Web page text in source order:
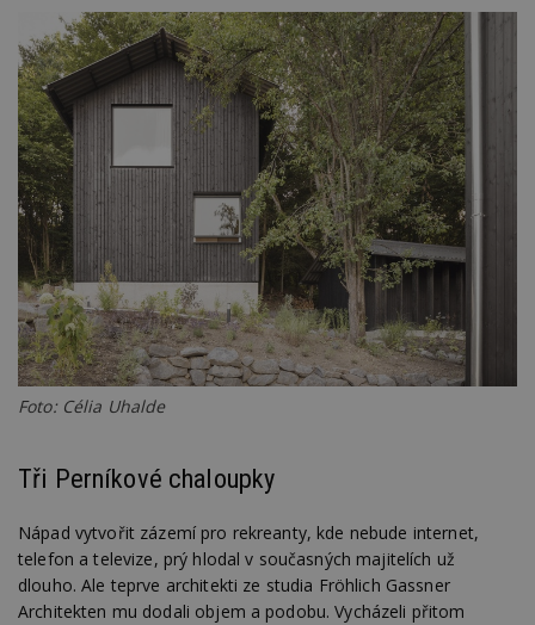
Foto: Célia Uhalde
Tři Perníkové chaloupky
Nápad vytvořit zázemí pro rekreanty, kde nebude internet,
telefon a televize, prý hlodal v současných majitelích už
dlouho. Ale teprve architekti ze studia Fröhlich Gassner
Architekten mu dodali objem a podobu. Vycházeli přitom